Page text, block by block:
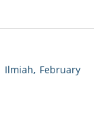
Ilmiah, February